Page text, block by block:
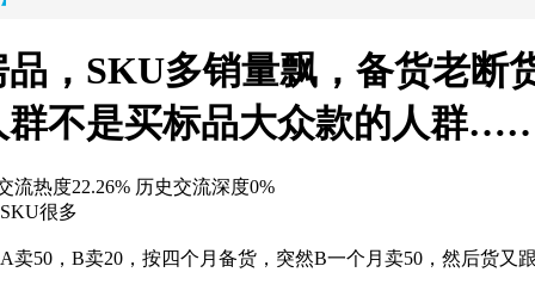
，SKU多销量飘，备货老断
群不是买标品大众款的人群
流热度22.26% 历史交流深度0%
很多
50，B卖20，按四个月备货，突然B一个月卖50，然后货